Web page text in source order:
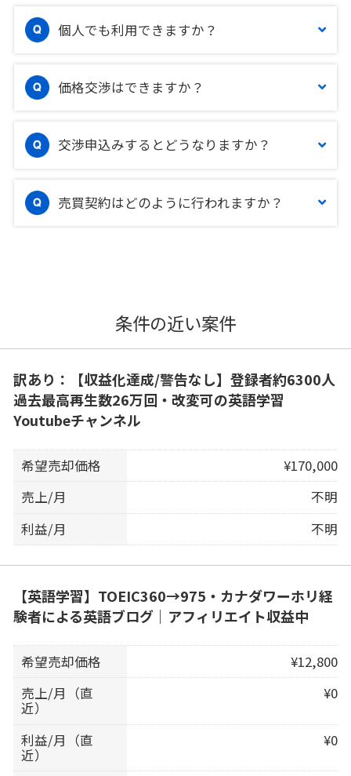
個人でも利用できますか？
価格交渉はできますか？
交渉申込みするとどうなりますか？
売買契約はどのように行われますか？
条件の近い案件
訳あり：【収益化達成/警告なし】登録者約6300人
過去最高再生数26万回・改変可の英語学習
Youtubeチャンネル
希望売却価格
¥170,000
売上/月
不明
利益/月
不明
【英語学習】TOEIC360→975・カナダワーホリ経
験者による英語ブログ｜アフィリエイト収益中
希望売却価格
¥12,800
売上/月（直
近）
¥0
利益/月（直
近）
¥0